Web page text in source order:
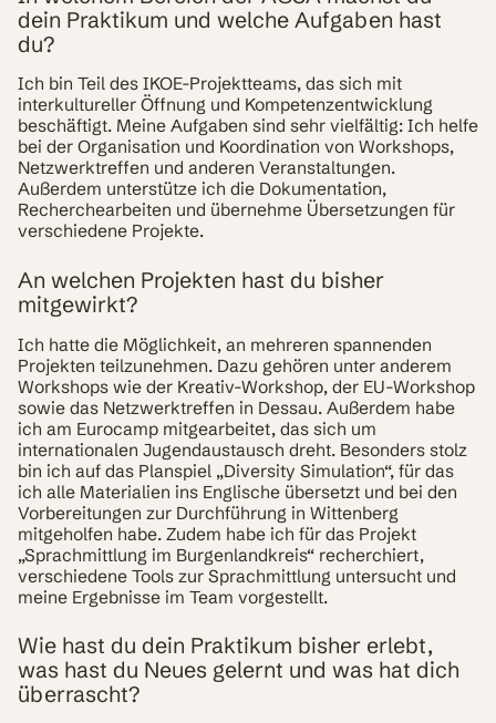
dein Praktikum und welche Aufgaben hast
du?
Ich bin Teil des IKOE-Projektteams, das sich mit
interkultureller Öffnung und Kompetenzentwicklung
beschäftigt. Meine Aufgaben sind sehr vielfältig: Ich helfe
bei der Organisation und Koordination von Workshops,
Netzwerktreffen und anderen Veranstaltungen.
Außerdem unterstütze ich die Dokumentation,
Recherchearbeiten und übernehme Übersetzungen für
verschiedene Projekte.
An welchen Projekten hast du bisher
mitgewirkt?
Ich hatte die Möglichkeit, an mehreren spannenden
Projekten teilzunehmen. Dazu gehören unter anderem
Workshops wie der Kreativ-Workshop, der EU-Workshop
sowie das Netzwerktreffen in Dessau. Außerdem habe
ich am Eurocamp mitgearbeitet, das sich um
internationalen Jugendaustausch dreht. Besonders stolz
bin ich auf das Planspiel „Diversity Simulation“, für das
ich alle Materialien ins Englische übersetzt und bei den
Vorbereitungen zur Durchführung in Wittenberg
mitgeholfen habe. Zudem habe ich für das Projekt
„Sprachmittlung im Burgenlandkreis“ recherchiert,
verschiedene Tools zur Sprachmittlung untersucht und
meine Ergebnisse im Team vorgestellt.
Wie hast du dein Praktikum bisher erlebt,
was hast du Neues gelernt und was hat dich
überrascht?